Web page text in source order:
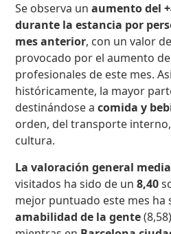
Se observa unaumento del
durante la estancia por
mes anterior, con un valor
provocado por el aumento
profesionales de este mes.
históricamente, la mayor
destinándose acomida y
orden, del transporte
cultura.
La valoración general media
visitados ha sido de un8,40
mejor puntuado este mes ha
amabilidad de la gente